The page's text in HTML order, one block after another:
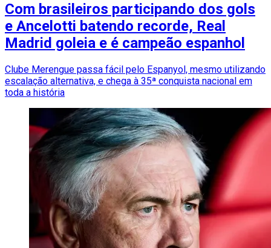
Com brasileiros participando dos gols
e Ancelotti batendo recorde, Real
Madrid goleia e é campeão espanhol
Clube Merengue passa fácil pelo Espanyol, mesmo utilizando
escalação alternativa, e chega à 35ª conquista nacional em
toda a história